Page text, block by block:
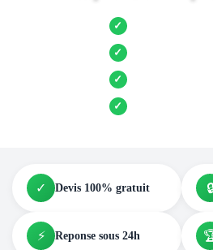
✓ Jusqu’à 3 devis
✓ Entreprises locales
✓ Pose garantie
✓ Aides et primes
✓ Devis 100% gratuit
⚡ Reponse sous 24h